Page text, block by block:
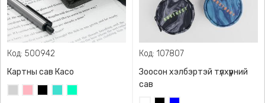
Код: 500942
Картны сав Касо
Код: 107807
Зоосон хэлбэртэй түлхүүрний
сав